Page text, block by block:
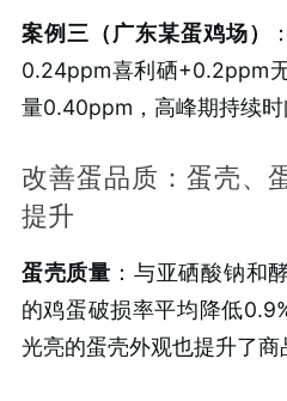
案例三（广东某蛋鸡场）
0.24ppm喜利硒+0.2ppm
量0.40ppm，高峰期持续时
改善蛋品质：蛋壳、
提升
蛋壳质量 ：与亚硒酸钠和
的鸡蛋破损率平均降低
光亮的蛋壳外观也提升了商